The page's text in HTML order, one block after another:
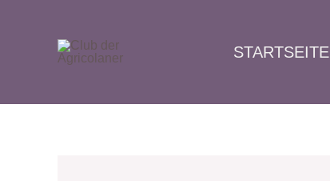
STARTSEITE